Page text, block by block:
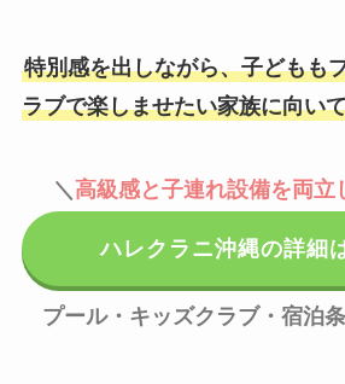
特別感を出しながら、子どもも
ラブで楽しませたい家族に向い
＼ 高級感と子連れ設備を両立
ハレクラニ沖縄の詳細
プール・キッズクラブ・宿泊